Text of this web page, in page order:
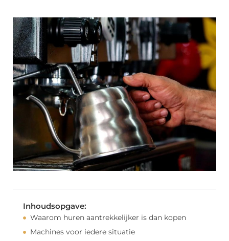
Inhoudsopgave:
Waarom huren aantrekkelijker is dan kopen
Machines voor iedere situatie